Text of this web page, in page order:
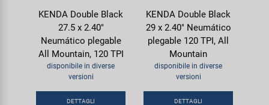
KENDA Double Black
27.5 x 2.40"
Neumático plegable
All Mountain, 120 TPI
disponibile in diverse
versioni
DETTAGLI
KENDA Double Black
29 x 2.40" Neumático
plegable 120 TPI, All
Mountain
disponibile in diverse
versioni
DETTAGLI